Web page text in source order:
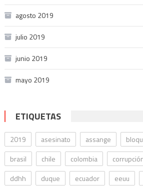
agosto 2019
julio 2019
junio 2019
mayo 2019
ETIQUETAS
2019 asesinato assange
brasil
chile colombia
ddhh
duque ecuador eeuu